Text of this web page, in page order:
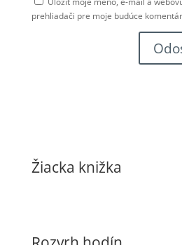
prehliadači pre moje budúce
Žiacka knižka